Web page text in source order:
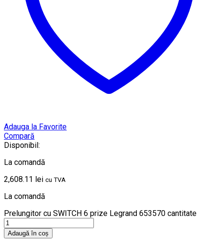
Adauga la Favorite
Compară
Disponibil:
La comandă
2,608.11 lei cu TVA
La comandă
Prelungitor cu SWITCH 6 prize Legrand 653570 cantitate
Adaugă în coș